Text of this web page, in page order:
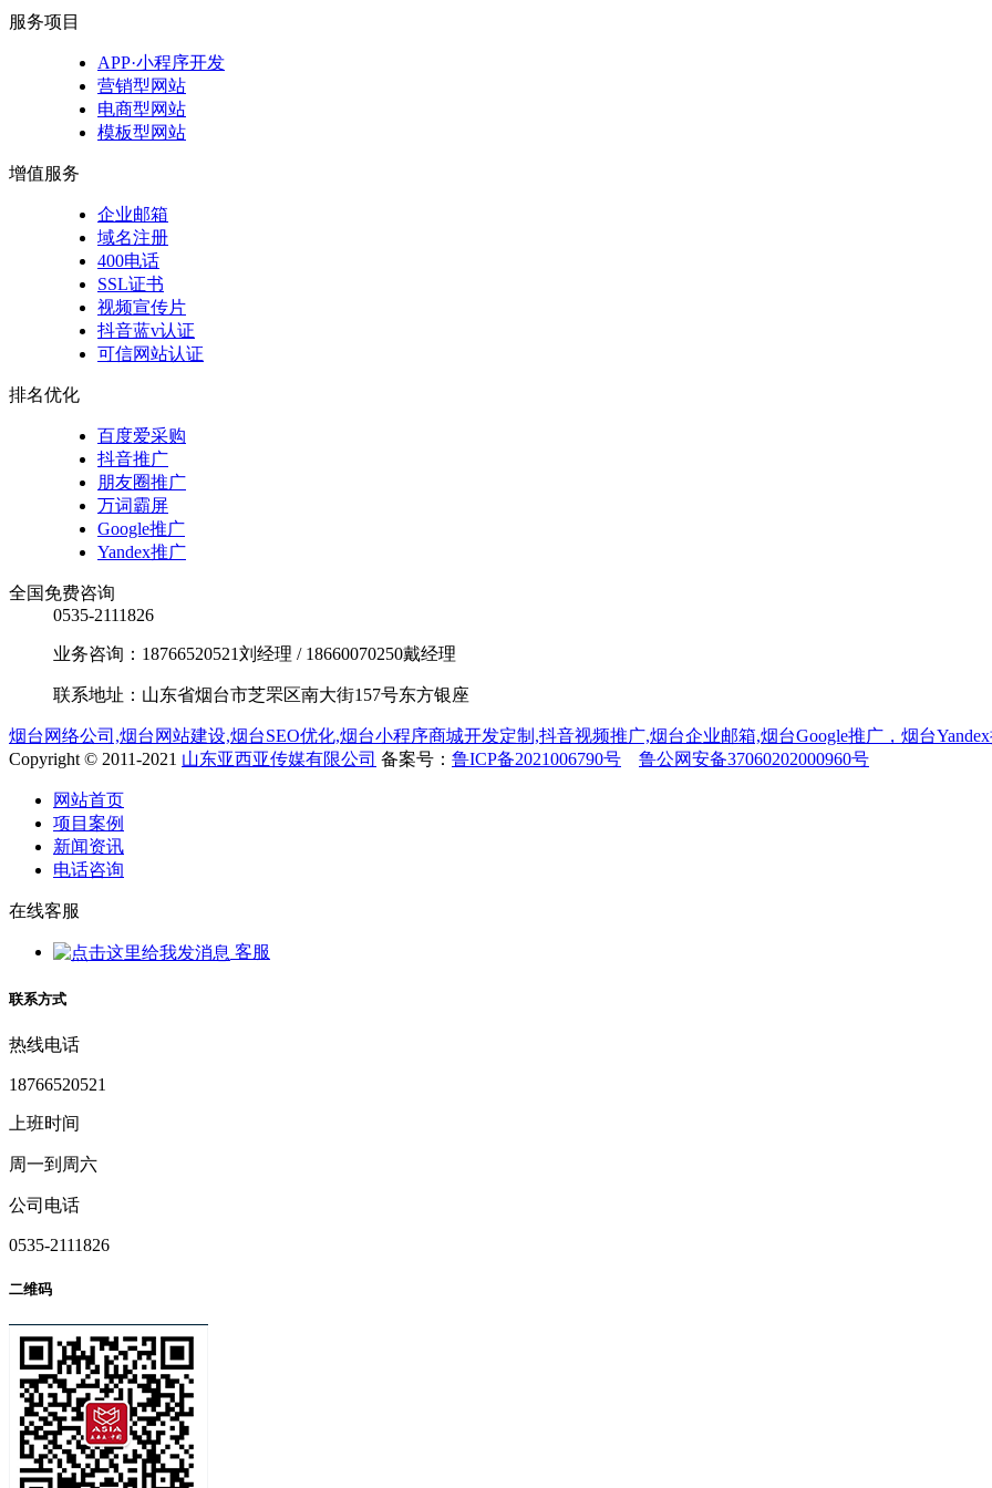
服务项目
APP·小程序开发
营销型网站
电商型网站
模板型网站
增值服务
企业邮箱
域名注册
400电话
SSL证书
视频宣传片
抖音蓝v认证
可信网站认证
排名优化
百度爱采购
抖音推广
朋友圈推广
万词霸屏
Google推广
Yandex推广
全国免费咨询
0535-2111826
业务咨询：18766520521刘经理 / 18660070250戴经理
联系地址：山东省烟台市芝罘区南大街157号东方银座
烟台网络公司,烟台网站建设,烟台SEO优化,烟台小程序商城开发定制,抖音视频推广,烟台企业邮箱,烟台Google推广，烟台
Copyright © 2011-2021 山东亚西亚传媒有限公司 备案号： 鲁ICP备2021006790号 鲁公网安备37060202000960号
网站首页
项目案例
新闻资讯
电话咨询
在线客服
客服
联系方式
热线电话
18766520521
上班时间
周一到周六
公司电话
0535-2111826
二维码